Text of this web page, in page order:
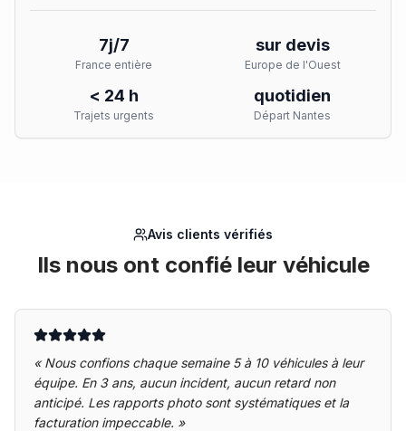
7j/7
France entière
sur devis
Europe de l'Ouest
< 24 h
Trajets urgents
quotidien
Départ Nantes
Avis clients vérifiés
Ils nous ont confié leur véhicule
« Nous confions chaque semaine 5 à 10 véhicules à leur
équipe. En 3 ans, aucun incident, aucun retard non
anticipé. Les rapports photo sont systématiques et la
facturation impeccable. »